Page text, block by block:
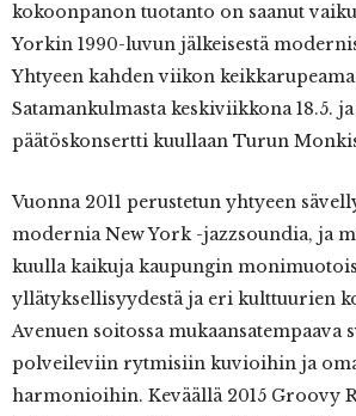
kokoonpanon tuotanto on saanut
Yorkin 1990-luvun jälkeisestä
Yhtyeen kahden viikon
Satamankulmasta keskiviikkona 18.5.
päätöskonsertti kuullaan Turun
Vuonna 2011 perustetun yhtyeen
modernia New York -jazzsoundia, ja
kuulla kaikuja kaupungin
yllätyksellisyydestä ja eri kulttuurien
Avenuen soitossa mukaansatempaava
polveileviin rytmisiin kuvioihin ja
harmonioihin. Keväällä 2015 Groovy